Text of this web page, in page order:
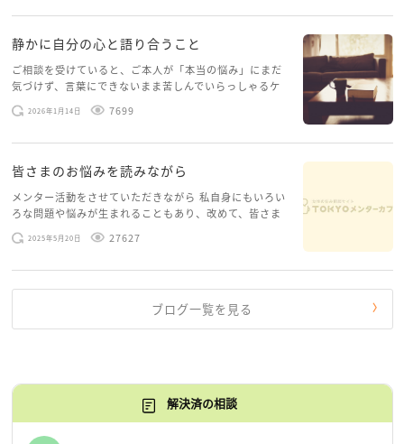
静かに自分の心と語り合うこと
ご相談を受けていると、ご本人が「本当の悩み」にまだ
気づけず、言葉にできないまま苦しんでいらっしゃるケ
ースがありますお悩みというのは、心の深いところ（深
層心理）に触れることで、まったく違う角度から解決の
2026年1月14日 7699
皆さまのお悩みを読みながら
メンター活動をさせていただきながら 私自身にもいろい
ろな問題や悩みが生まれることもあり、改めて、皆さま
のお悩みを読みながら 「みんな、もがいてる。わたし
だけじゃないんだな」と、逆に励まされるような日々で
2025年5月20日 27627
ブログ一覧を見る
解決済の相談